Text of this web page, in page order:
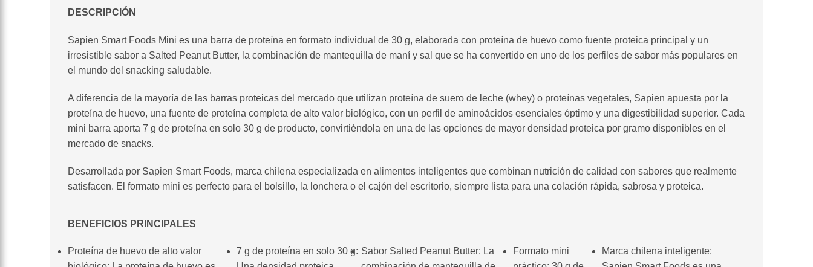
DESCRIPCIÓN
Sapien Smart Foods Mini es una barra de proteína en formato individual de 30 g, elaborada con proteína de huevo como fuente proteica principal y un
irresistible sabor a Salted Peanut Butter, la combinación de mantequilla de maní y sal que se ha convertido en uno de los perfiles de sabor más populares en
el mundo del snacking saludable.
A diferencia de la mayoría de las barras proteicas del mercado que utilizan proteína de suero de leche (whey) o proteínas vegetales, Sapien apuesta por la
proteína de huevo, una fuente de proteína completa de alto valor biológico, con un perfil de aminoácidos esenciales óptimo y una digestibilidad superior. Cada
mini barra aporta 7 g de proteína en solo 30 g de producto, convirtiéndola en una de las opciones de mayor densidad proteica por gramo disponibles en el
mercado de snacks.
Desarrollada por Sapien Smart Foods, marca chilena especializada en alimentos inteligentes que combinan nutrición de calidad con sabores que realmente
satisfacen. El formato mini es perfecto para el bolsillo, la lonchera o el cajón del escritorio, siempre lista para una colación rápida, sabrosa y proteica.
BENEFICIOS PRINCIPALES
Proteína de huevo de alto valor
7 g de proteína en solo 30 g: Sabor Salted Peanut Butter: La
Formato mini
Marca chilena inteligente: